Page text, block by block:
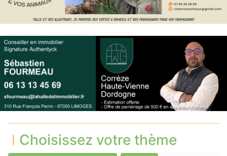
Choisissez votre thème